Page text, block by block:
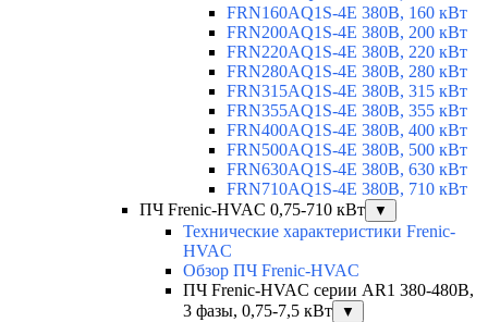
FRN160AQ1S-4E 380В, 160 кВт
FRN200AQ1S-4E 380В, 200 кВт
FRN220AQ1S-4E 380В, 220 кВт
FRN280AQ1S-4E 380В, 280 кВт
FRN315AQ1S-4E 380В, 315 кВт
FRN355AQ1S-4E 380В, 355 кВт
FRN400AQ1S-4E 380В, 400 кВт
FRN500AQ1S-4E 380В, 500 кВт
FRN630AQ1S-4E 380В, 630 кВт
FRN710AQ1S-4E 380В, 710 кВт
ПЧ Frenic-HVAC 0,75-710 кВт
▼
Технические характеристики Frenic-
HVAC
Обзор ПЧ Frenic-HVAC
ПЧ Frenic-HVAC серии AR1 380-480В,
3 фазы, 0,75-7,5 кВт
▼